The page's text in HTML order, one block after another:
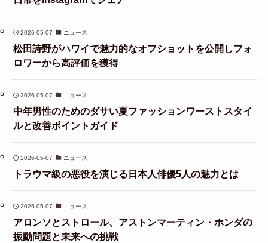
2026-05-07 ニュース
松田詩野がハワイで魅力的なオフショットを公開しフォ
ロワーから高評価を獲得
2026-05-07 ニュース
中年男性のためのダサい夏ファッションワーストスタイ
ルと改善ポイントガイド
2026-05-07 ニュース
トラウマ級の悪役を演じる日本人俳優5人の魅力とは
2026-05-07 ニュース
アロンソとストロール、アストンマーティン・ホンダの
振動問題と未来への挑戦